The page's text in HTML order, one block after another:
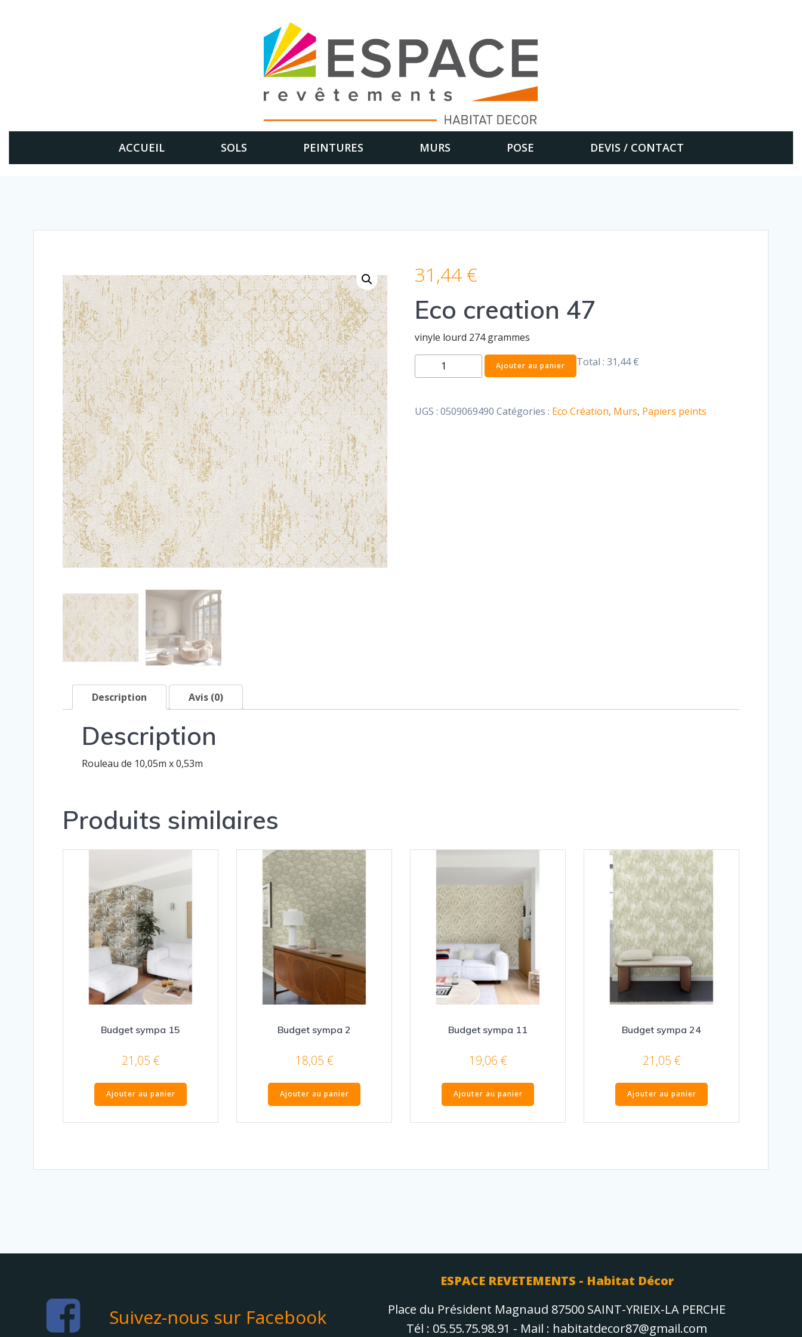
ACCUEIL SOLS PEINTURES MURS POSE DEVIS / CONTACT
31,44 €
Eco creation 47
vinyle lourd 274 grammes
quantité
de
creation
Ajouter au panier Total :31,44 €
UGS : 0509069490 Catégories : Eco Création, Murs, Papiers peints
Description Avis (0)
Description
Rouleau de 10,05m x 0,53m
Produits similaires
Budget sympa 15
21,05 €
Ajouter au panier
Budget sympa 2
18,05 €
Ajouter au panier
Budget sympa 11
19,06 €
Ajouter au panier
Budget sympa 24
21,05 €
Ajouter au panier
Suivez-nous sur Facebook
ESPACE REVETEMENTS - Habitat Décor
Place du Président Magnaud 87500 SAINT-YRIEIX-LA PERCHE
Tél : 05.55.75.98.91 - Mail : habitatdecor87@gmail.com